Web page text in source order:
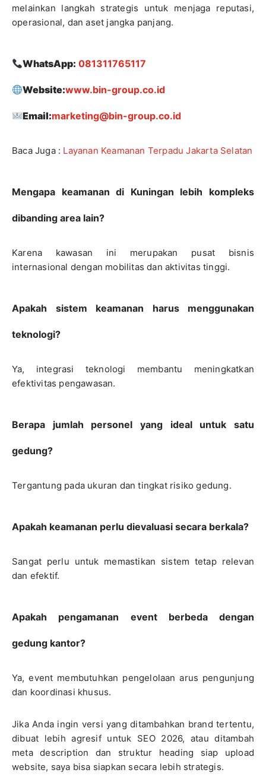
melainkan langkah strategis untuk menjaga reputasi,
operasional, dan aset jangka panjang.
WhatsApp: 081311765117
Website:www.bin-group.co.id
Email:marketing@bin-group.co.id
Baca Juga : Layanan Keamanan Terpadu Jakarta Selatan
Mengapa keamanan di Kuningan lebih kompleks
dibanding area lain?
Karena kawasan ini merupakan pusat bisnis
internasional dengan mobilitas dan aktivitas tinggi.
Apakah sistem keamanan harus menggunakan
teknologi?
Ya, integrasi teknologi membantu meningkatkan
efektivitas pengawasan.
Berapa jumlah personel yang ideal untuk satu
gedung?
Tergantung pada ukuran dan tingkat risiko gedung.
Apakah keamanan perlu dievaluasi secara berkala?
Sangat perlu untuk memastikan sistem tetap relevan
dan efektif.
Apakah pengamanan event berbeda dengan
gedung kantor?
Ya, event membutuhkan pengelolaan arus pengunjung
dan koordinasi khusus.
Jika Anda ingin versi yang ditambahkan brand tertentu,
dibuat lebih agresif untuk SEO 2026, atau ditambah
meta description dan struktur heading siap upload
website, saya bisa siapkan secara lebih strategis.